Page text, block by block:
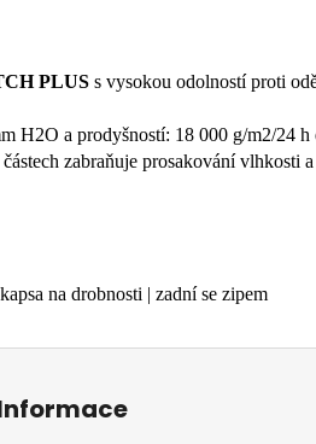
PLUS s vysokou odolností proti
H2O a prodyšností: 18 000 g/m2/24
zabraňuje prosakování vlhkosti
na drobnosti | zadní se zipem